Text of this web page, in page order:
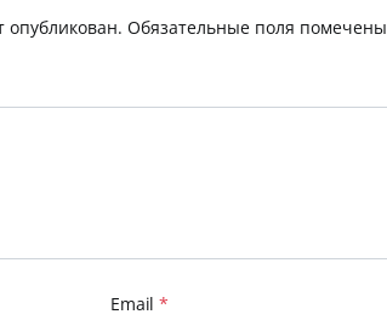
опубликован. Обязательные поля помечены
Email*